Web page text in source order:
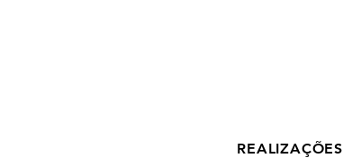
REALIZAÇÕES